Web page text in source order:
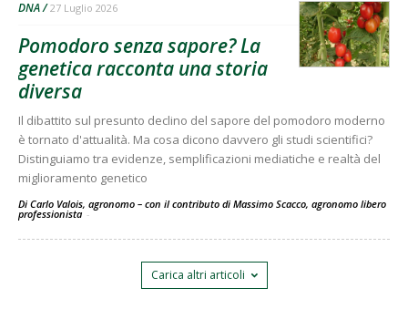
DNA 27 Luglio 2026
Pomodoro senza sapore? La
genetica racconta una storia
diversa
Il dibattito sul presunto declino del sapore del pomodoro moderno
è tornato d'attualità. Ma cosa dicono davvero gli studi scientifici?
Distinguiamo tra evidenze, semplificazioni mediatiche e realtà del
miglioramento genetico
Di Carlo Valois, agronomo – con il contributo di Massimo Scacco, agronomo libero
professionista -
Carica altri articoli